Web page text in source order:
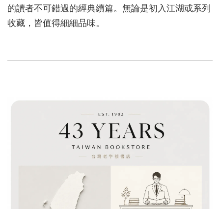
的讀者不可錯過的經典續篇。無論是初入江湖或系列
收藏，皆值得細細品味。